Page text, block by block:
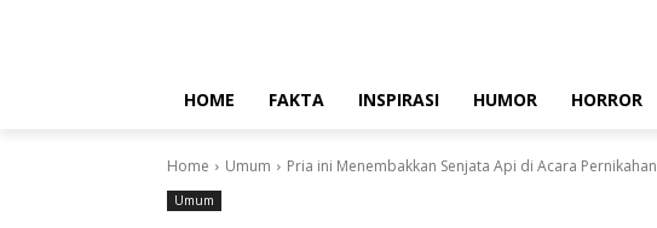
HOME FAKTA INSPIRASI HUMOR HORROR
Home Umum Pria ini Menembakkan Senjata Api di Acara Pernikahan
Umum